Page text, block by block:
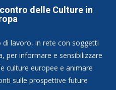
delle Culture in
di lavoro, in rete con soggetti
per informare e sensibilizzare
culture europee e animare
sulle prospettive future